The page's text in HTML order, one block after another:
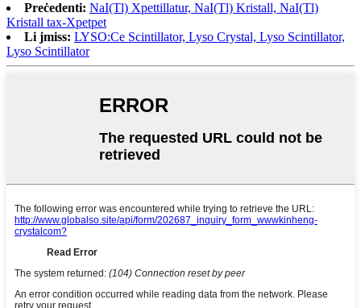
Preċedenti: NaI(Tl) Xpettillatur, NaI(Tl) Kristall, NaI(Tl)
Kristall tax-Xpetpet
Li jmiss: LYSO:Ce Scintillator, Lyso Crystal, Lyso Scintillator,
Lyso Scintillator